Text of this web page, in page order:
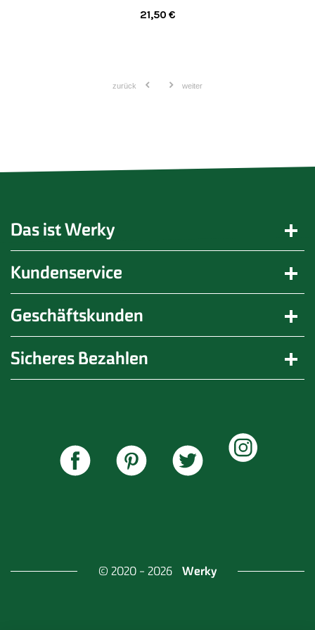
21,50 €
zurück weiter
Das ist Werky
Kundenservice
Geschäftskunden
Sicheres Bezahlen
© 2020 - 2026 Werky